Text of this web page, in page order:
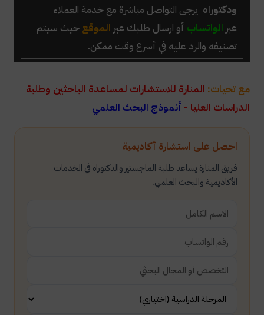
احصل على استشارة أكاديمية
فريق المنارة يساعد طلبة الماجستير والدكتوراه في الخدمات
الأكاديمية والبحث العلمي.
ودكتوراه يرجى التواصل مباشرة مع خدمة العملاء
عبر الواتساب أو ارسال طلبك عبر الموقع حيث سيتم
تصنيفه والرد عليه في أسرع وقت ممكن.
مع تحيات: المنارة للاستشارات لمساعدة الباحثين وطلبة
الدراسات العليا - أنموذج البحث العلمي